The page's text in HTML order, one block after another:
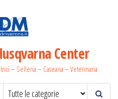
Center
– Selleria – Casearia – Veterinaria